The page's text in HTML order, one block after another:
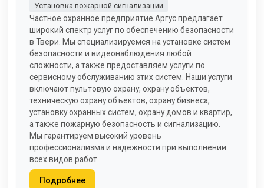
Установка пожарной сигнализации
Частное охранное предприятие Аргус предлагает
широкий спектр услуг по обеспечению безопасности
в Твери. Мы специализируемся на установке систем
безопасности и видеонаблюдения любой
сложности, а также предоставляем услуги по
сервисному обслуживанию этих систем. Наши услуги
включают пультовую охрану, охрану объектов,
техническую охрану объектов, охрану бизнеса,
установку охранных систем, охрану домов и квартир,
а также пожарную безопасность и сигнализацию.
Мы гарантируем высокий уровень
профессионализма и надежности при выполнении
всех видов работ.
Подробнее